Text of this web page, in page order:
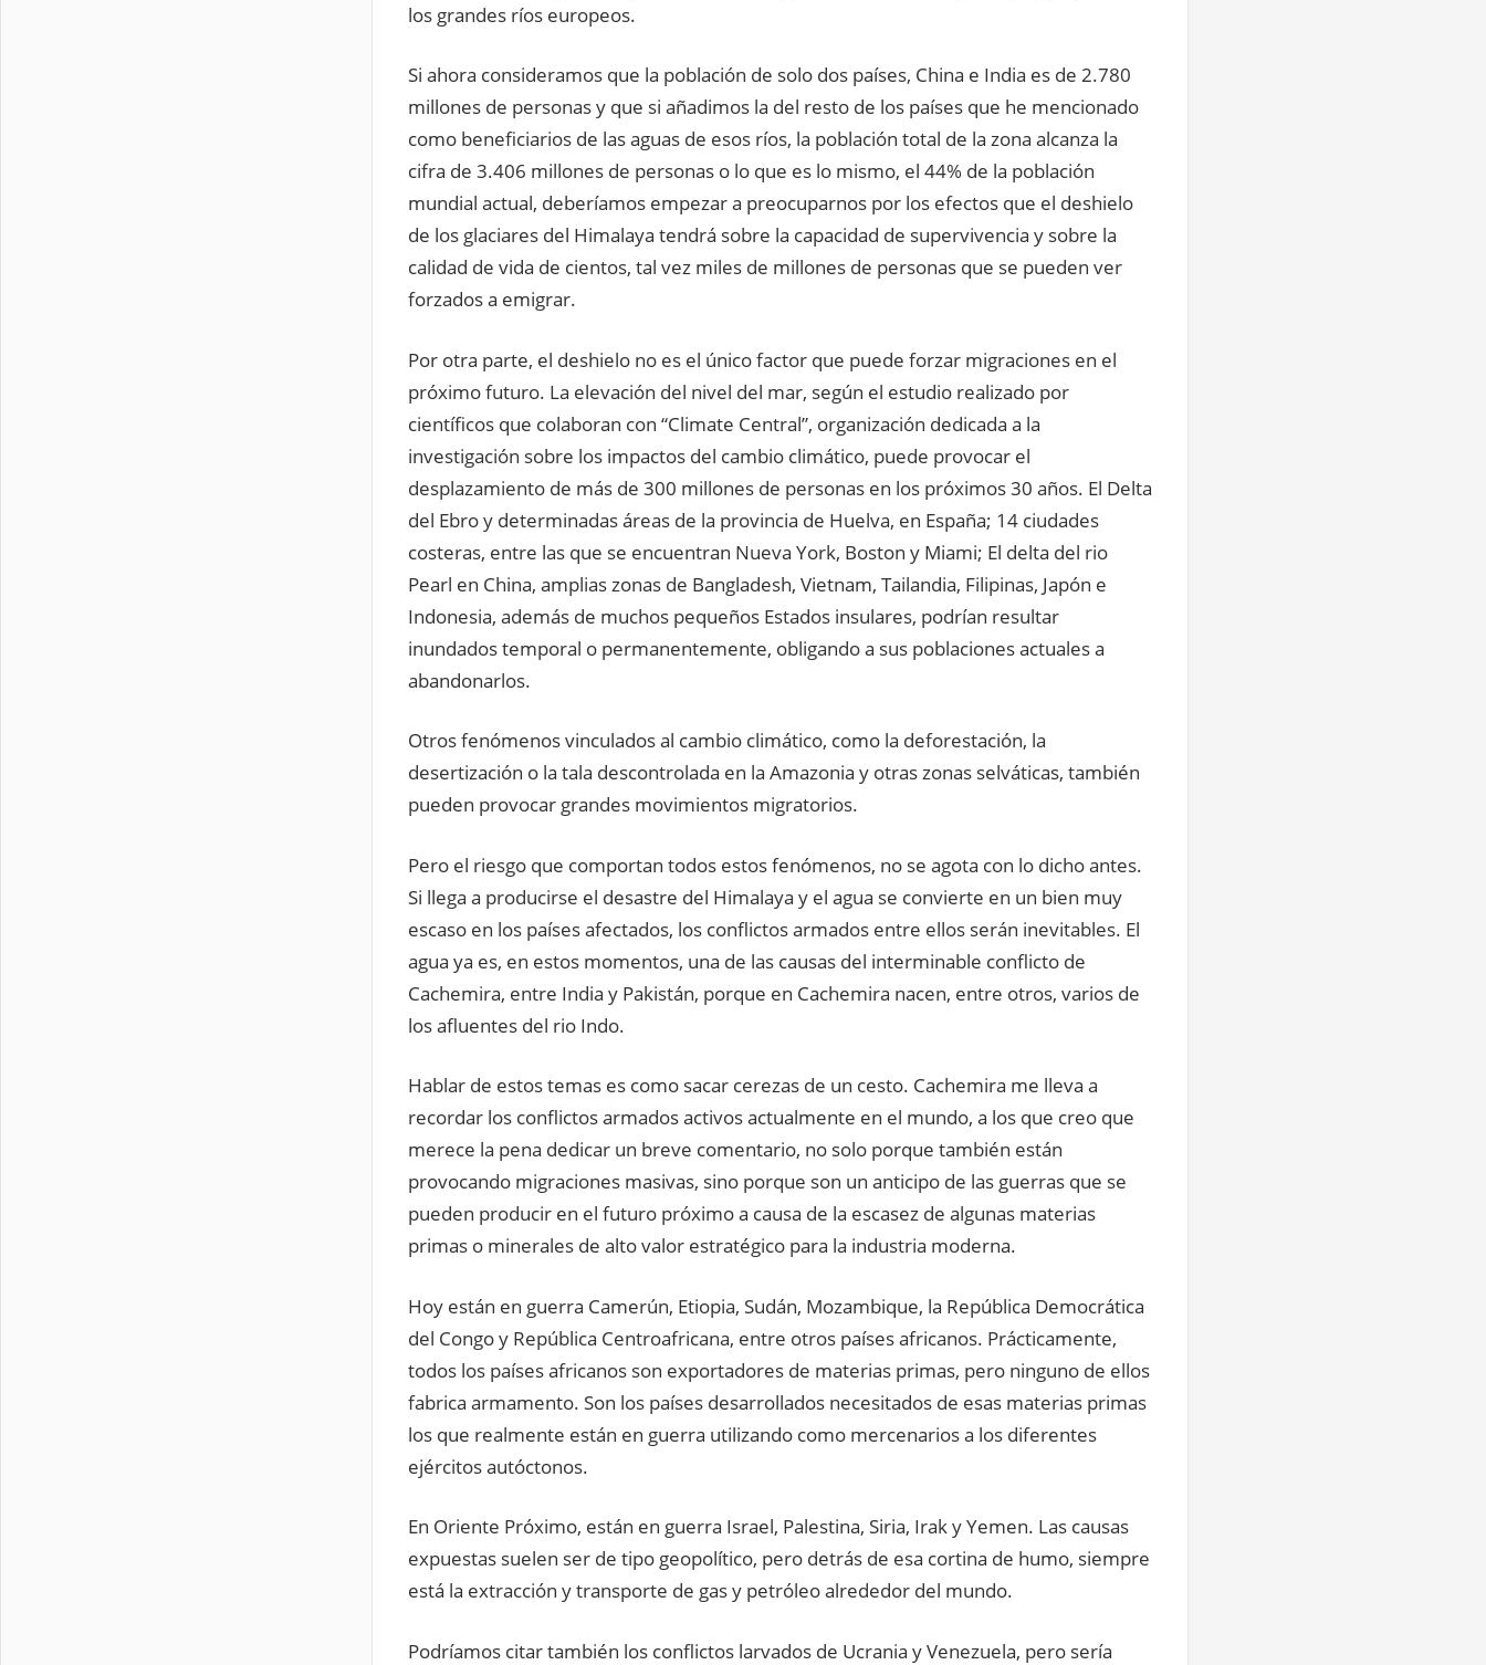
los grandes ríos europeos.
Si ahora consideramos que la población de solo dos países, China e India es de 2.780
millones de personas y que si añadimos la del resto de los países que he mencionado
como beneficiarios de las aguas de esos ríos, la población total de la zona alcanza la
cifra de 3.406 millones de personas o lo que es lo mismo, el 44% de la población
mundial actual, deberíamos empezar a preocuparnos por los efectos que el deshielo
de los glaciares del Himalaya tendrá sobre la capacidad de supervivencia y sobre la
calidad de vida de cientos, tal vez miles de millones de personas que se pueden ver
forzados a emigrar.
Por otra parte, el deshielo no es el único factor que puede forzar migraciones en el
próximo futuro. La elevación del nivel del mar, según el estudio realizado por
científicos que colaboran con “Climate Central”, organización dedicada a la
investigación sobre los impactos del cambio climático, puede provocar el
desplazamiento de más de 300 millones de personas en los próximos 30 años. El Delta
del Ebro y determinadas áreas de la provincia de Huelva, en España; 14 ciudades
costeras, entre las que se encuentran Nueva York, Boston y Miami; El delta del rio
Pearl en China, amplias zonas de Bangladesh, Vietnam, Tailandia, Filipinas, Japón e
Indonesia, además de muchos pequeños Estados insulares, podrían resultar
inundados temporal o permanentemente, obligando a sus poblaciones actuales a
abandonarlos.
Otros fenómenos vinculados al cambio climático, como la deforestación, la
desertización o la tala descontrolada en la Amazonia y otras zonas selváticas, también
pueden provocar grandes movimientos migratorios.
Pero el riesgo que comportan todos estos fenómenos, no se agota con lo dicho antes.
Si llega a producirse el desastre del Himalaya y el agua se convierte en un bien muy
escaso en los países afectados, los conflictos armados entre ellos serán inevitables. El
agua ya es, en estos momentos, una de las causas del interminable conflicto de
Cachemira, entre India y Pakistán, porque en Cachemira nacen, entre otros, varios de
los afluentes del rio Indo.
Hablar de estos temas es como sacar cerezas de un cesto. Cachemira me lleva a
recordar los conflictos armados activos actualmente en el mundo, a los que creo que
merece la pena dedicar un breve comentario, no solo porque también están
provocando migraciones masivas, sino porque son un anticipo de las guerras que se
pueden producir en el futuro próximo a causa de la escasez de algunas materias
primas o minerales de alto valor estratégico para la industria moderna.
Hoy están en guerra Camerún, Etiopia, Sudán, Mozambique, la República Democrática
del Congo y República Centroafricana, entre otros países africanos. Prácticamente,
todos los países africanos son exportadores de materias primas, pero ninguno de ellos
fabrica armamento. Son los países desarrollados necesitados de esas materias primas
los que realmente están en guerra utilizando como mercenarios a los diferentes
ejércitos autóctonos.
En Oriente Próximo, están en guerra Israel, Palestina, Siria, Irak y Yemen. Las causas
expuestas suelen ser de tipo geopolítico, pero detrás de esa cortina de humo, siempre
está la extracción y transporte de gas y petróleo alrededor del mundo.
Podríamos citar también los conflictos larvados de Ucrania y Venezuela, pero sería